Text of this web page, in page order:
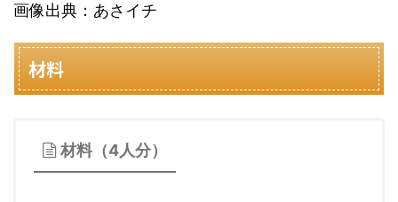
画像出典：あさイチ
材料
材料（4人分）